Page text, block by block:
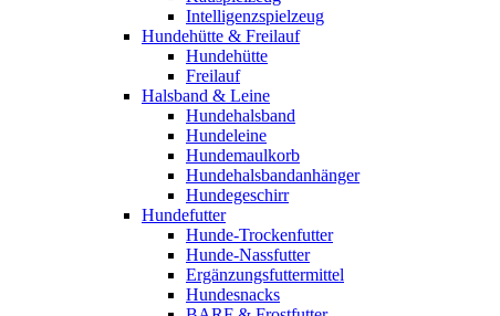
Intelligenzspielzeug
Hundehütte & Freilauf
Hundehütte
Freilauf
Halsband & Leine
Hundehalsband
Hundeleine
Hundemaulkorb
Hundehalsbandanhänger
Hundegeschirr
Hundefutter
Hunde-Trockenfutter
Hunde-Nassfutter
Ergänzungsfuttermittel
Hundesnacks